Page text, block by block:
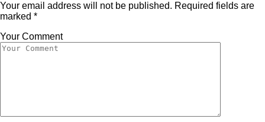
Your email address will not be published. Required fields are
marked *
Your Comment